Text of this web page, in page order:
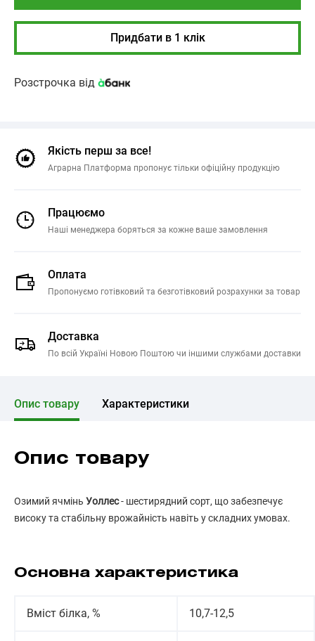
Придбати в 1 клік
Розстрочка від
Якість перш за все!
Аграрна Платформа пропонує тільки офіційну продукцію
Працюємо
Наші менеджера боряться за кожне ваше замовлення
Оплата
Пропонуємо готівковий та безготівковий розрахунки за товар
Доставка
По всій Україні Новою Поштою чи іншими службами доставки
Опис товару Характеристики
Опис товару
Озимий ячмінь Уоллес- шестирядний сорт, що забезпечує
високу та стабільну врожайність навіть у складних умовах.
Основна характеристика
Вміст білка, % 10,7-12,5